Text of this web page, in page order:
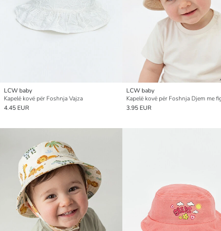
LCW baby
Kapelë kovë për Foshnja Vajza
4.45 EUR
LCW baby
3.95 EUR